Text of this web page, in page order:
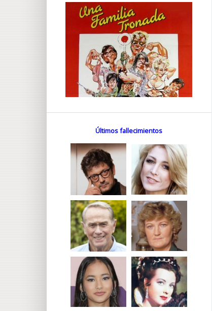
Últimos fallecimientos